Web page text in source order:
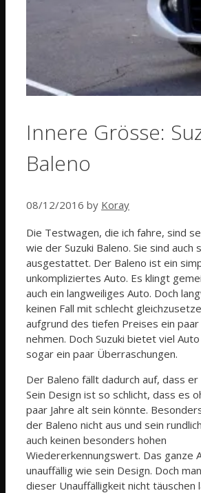
Innere Grösse:
Baleno
08/12/2016 by Koray
Die Testwagen, die ich fahre, sind
wie der Suzuki Baleno. Sie sind auch
ausgestattet. Der Baleno ist ein
unkompliziertes Auto. Es klingt
auch ein langweiliges Auto. Doch
keinen Fall mit schlecht
aufgrund des tiefen Preises ein
nehmen. Doch Suzuki bietet viel
sogar ein paar Überraschungen.
Der Baleno fällt dadurch auf, dass er
Sein Design ist so schlicht, dass es
paar Jahre alt sein könnte.
der Baleno nicht aus und sein
auch keinen besonders hohen
Wiedererkennungswert. Das ganze
unauffällig wie sein Design. Doch
dieser Unauffälligkeit nicht täuschen